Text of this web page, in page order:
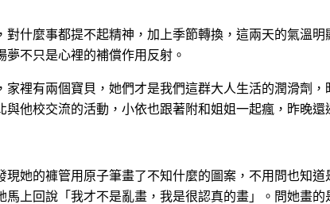
什麼事都提不起精神，加上季節轉換，這兩天的氣溫
夢不只是心裡的補償作用反射 。
裡有兩個寶貝，她們才是我們這群大人生活的潤滑劑
他校交流的活動，小依也跟著附和姐姐一起瘋，昨晚
她的褲管用原子筆畫了不知什麼的圖案，不用問也知
上回說「我才不是亂畫，我是很認真的畫」。問她畫